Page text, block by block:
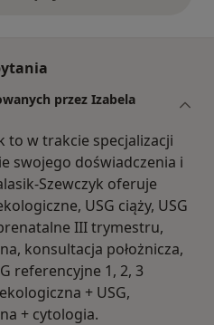
przez Izabela
to w trakcie specjalizacji
swojego doświadczenia i
Szewczyk oferuje
USG ciąży, USG
III trymestru,
konsultacja położnicza,
referencyjne 1, 2, 3
+ USG,
+ cytologia.